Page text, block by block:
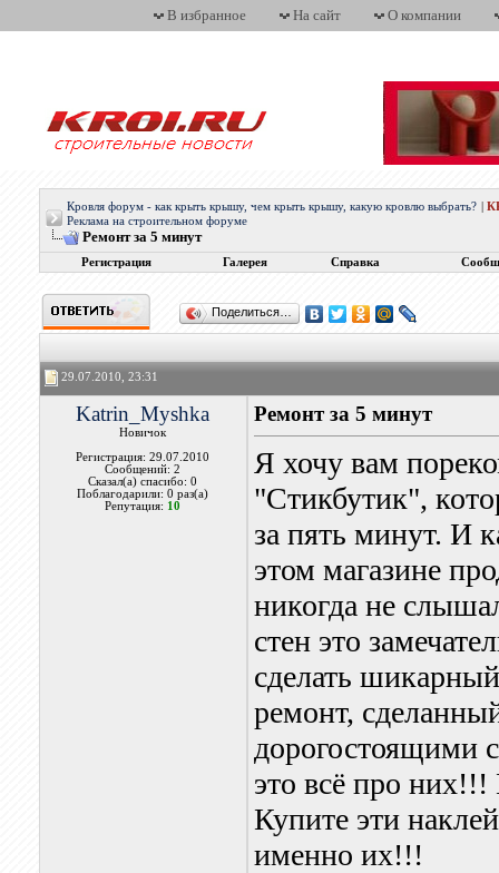
В избранное На сайт О компании
Кровля форум - как крыть крышу, чем крыть крышу, какую кровлю выбрать?
Реклама на строительном форуме
Ремонт за 5 минут
Регистрация Галерея Справка
Поделиться…
29.07.2010, 23:31
Katrin_Myshka
Новичок
Регистрация: 29.07.2010
Сообщений: 2
Сказал(а) спасибо: 0
Поблагодарили: 0 раз(а)
Репутация: 10
Ремонт за 5 минут
Я хочу вам
"Стикбутик",
за пять минут. И
этом магазине
никогда не
стен это
сделать
ремонт,
дорогостоящими
это всё про
Купите эти
именно их!!!